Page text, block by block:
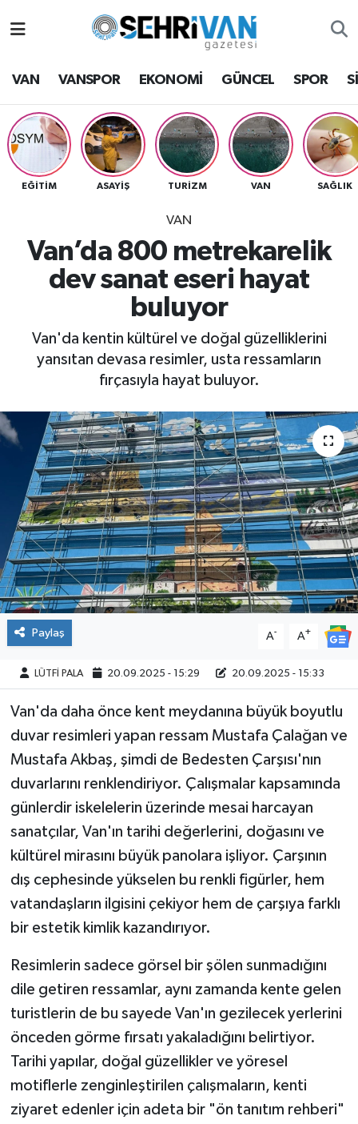
VAN VANSPOR EKONOMİ GÜNCEL SPOR
EĞİTİM ASAYİŞ TURİZM VAN SAĞLIK
VAN
Van’da 800 metrekarelik
dev sanat eseri hayat
buluyor
Van'da kentin kültürel ve doğal güzelliklerini
yansıtan devasa resimler, usta ressamların
fırçasıyla hayat buluyor.
Paylaş A- A+
LÜTFİ PALA 20.09.2025 - 15:29 20.09.2025 - 15:33
Van'da daha önce kent meydanına büyük boyutlu
duvar resimleri yapan ressam Mustafa Çalağan ve
Mustafa Akbaş, şimdi de Bedesten Çarşısı'nın
duvarlarını renklendiriyor. Çalışmalar kapsamında
günlerdir iskelelerin üzerinde mesai harcayan
sanatçılar, Van'ın tarihi değerlerini, doğasını ve
kültürel mirasını büyük panolara işliyor. Çarşının
dış cephesinde yükselen bu renkli figürler, hem
vatandaşların ilgisini çekiyor hem de çarşıya farklı
bir estetik kimlik kazandırıyor.
Resimlerin sadece görsel bir şölen sunmadığını
dile getiren ressamlar, aynı zamanda kente gelen
turistlerin de bu sayede Van'ın gezilecek yerlerini
önceden görme fırsatı yakaladığını belirtiyor.
Tarihi yapılar, doğal güzellikler ve yöresel
motiflerle zenginleştirilen çalışmaların, kenti
ziyaret edenler için adeta bir "ön tanıtım rehberi"
Van Hava Durumu
VAN Namaz Vakitleri
Van Trafik Yoğunluk Haritası
Süper Lig Puan Durumu ve Fikstür
Tüm Manşetler
Son Dakika Haberleri
Haber Arşivi